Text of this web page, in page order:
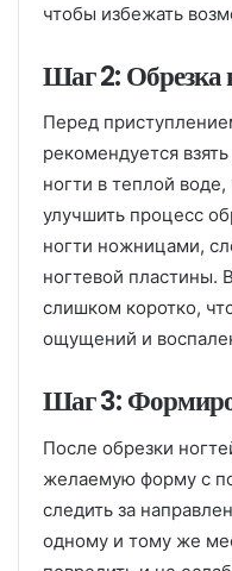
чтобы избежать
Шаг 2: Обрезка
Перед
рекомендуется
ногти в теплой
улучшить процесс
ногти ножницами,
ногтевой пластины.
слишком коротко,
ощущений и
Шаг 3:
После обрезки
желаемую форму с
следить за
одному и тому же